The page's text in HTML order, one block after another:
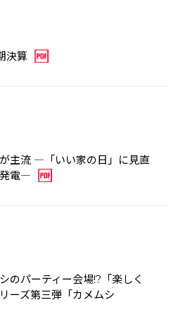
決算
主流 ―「いい家の日」に見直
発電―
のパーティー会場!?「楽しく
ーズ第三弾「カメムシ